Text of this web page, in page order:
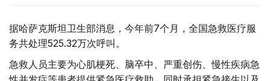
据哈萨克斯坦卫生部消息，今年前7个月，全国急救医疗服
务共处理525.32万次呼叫。
急救人员主要为心肌梗死、脑卒中、严重创伤、慢性疾病急